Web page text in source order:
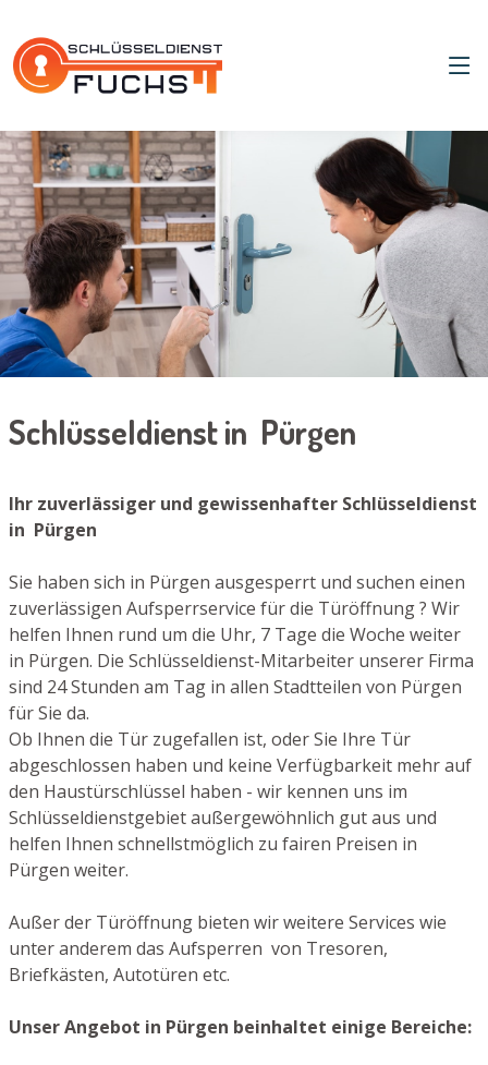
Schlüsseldienst in Pürgen
Ihr zuverlässiger und gewissenhafter Schlüsseldienst
in Pürgen
Sie haben sich in Pürgen ausgesperrt und suchen einen
zuverlässigen Aufsperrservice für die Türöffnung ? Wir
helfen Ihnen rund um die Uhr, 7 Tage die Woche weiter
in Pürgen. Die Schlüsseldienst-Mitarbeiter unserer Firma
sind 24 Stunden am Tag in allen Stadtteilen von Pürgen
für Sie da.
Ob Ihnen die Tür zugefallen ist, oder Sie Ihre Tür
abgeschlossen haben und keine Verfügbarkeit mehr auf
den Haustürschlüssel haben - wir kennen uns im
Schlüsseldienstgebiet außergewöhnlich gut aus und
helfen Ihnen schnellstmöglich zu fairen Preisen in
Pürgen weiter.
Außer der Türöffnung bieten wir weitere Services wie
unter anderem das Aufsperren von Tresoren,
Briefkästen, Autotüren etc.
Unser Angebot in Pürgen beinhaltet einige Bereiche: